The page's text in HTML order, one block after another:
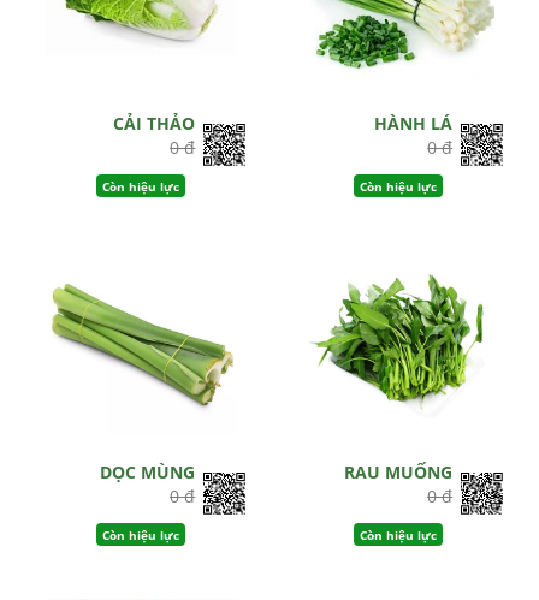
CẢI THẢO
0 đ
Còn hiệu lực
HÀNH LÁ
0 đ
Còn hiệu lực
DỌC MÙNG
0 đ
Còn hiệu lực
RAU MUỐNG
0 đ
Còn hiệu lực